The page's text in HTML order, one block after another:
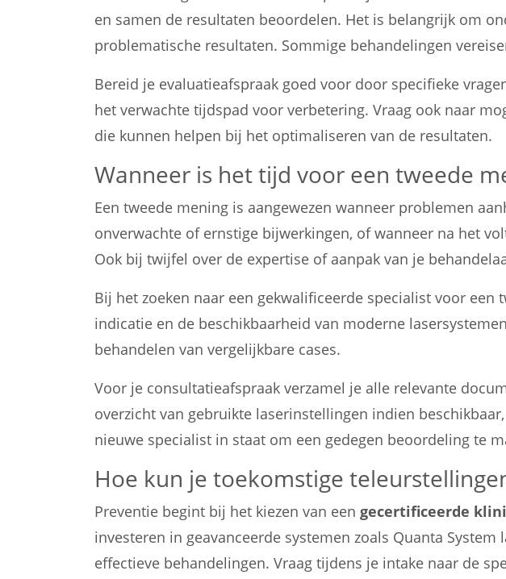
en samen de resultaten beoordelen. Het is belangrijk om
problematische resultaten. Sommige behandelingen
Bereid je evaluatieafspraak goed voor door specifieke
het verwachte tijdspad voor verbetering. Vraag ook naar
die kunnen helpen bij het optimaliseren van de resultaten.
Wanneer is het tijd voor een tweede
Een tweede mening is aangewezen wanneer problemen
onverwachte of ernstige bijwerkingen, of wanneer na het
Ook bij twijfel over de expertise of aanpak van je
Bij het zoeken naar een gekwalificeerde specialist voor
indicatie en de beschikbaarheid van moderne
behandelen van vergelijkbare cases.
Voor je consultatieafspraak verzamel je alle relevante
overzicht van gebruikte laserinstellingen indien
nieuwe specialist in staat om een gedegen beoordeling te
Hoe kun je toekomstige
Preventie begint bij het kiezen van een gecertificeerde
investeren in geavanceerde systemen zoals Quanta
effectieve behandelingen. Vraag tijdens je intake naar de